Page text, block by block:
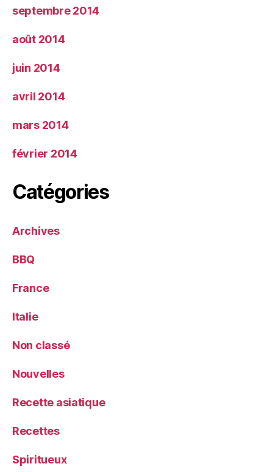
septembre 2014
août 2014
juin 2014
avril 2014
mars 2014
février 2014
Catégories
Archives
BBQ
France
Italie
Non classé
Nouvelles
Recette asiatique
Recettes
Spiritueux